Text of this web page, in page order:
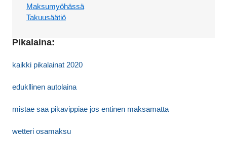
Maksumyöhässä
Takuusäätiö
Pikalaina:
kaikki pikalainat 2020
edukllinen autolaina
mistae saa pikavippiae jos entinen maksamatta
wetteri osamaksu